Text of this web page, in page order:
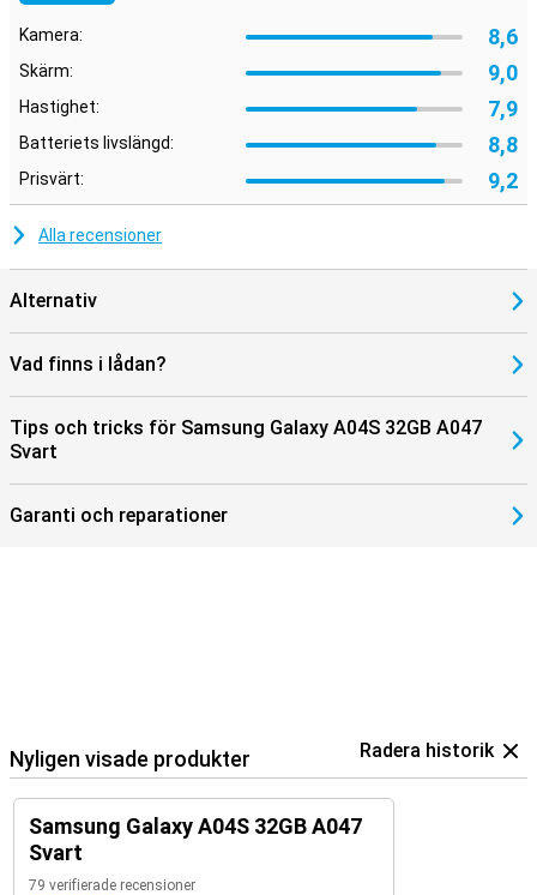
Kamera: 8,6
Skärm: 9,0
Hastighet: 7,9
Batteriets livslängd: 8,8
Prisvärt: 9,2
Alla recensioner
Alternativ
Vad finns i lådan?
Tips och tricks för Samsung Galaxy A04S 32GB A047
Svart
Garanti och reparationer
Nyligen visade produkter Radera historik
Samsung Galaxy A04S 32GB A047
Svart
79 verifierade recensioner